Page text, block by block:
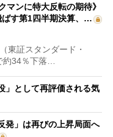
マンに特大反転の期待》
す第1四半期決算、…
東証スタンダード・
約34％下落…
」として再評価される気
発」は再びの上昇局面へ